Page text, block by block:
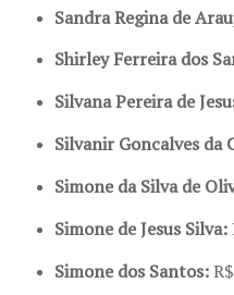
Sandra Regina de
Shirley Ferreira dos
Silvana Pereira de
Silvanir Goncalves da
Simone da Silva de
Simone de Jesus Silva:
Simone dos Santos: